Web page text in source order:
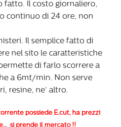
fatto. Il costo giornaliero,
continuo di 24 ore, non
Il semplice fatto di
nel sito le caratteristiche
di farlo scorrere a
a 6mt/min. Non serve
resine, ne’ altro.
possiede E.cut, ha prezzi
e… si prende il mercato !!